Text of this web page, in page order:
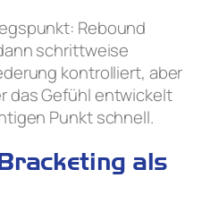
Rebound
schrittweise
kontrolliert, aber
das Gefühl entwickelt
Punkt schnell.
als